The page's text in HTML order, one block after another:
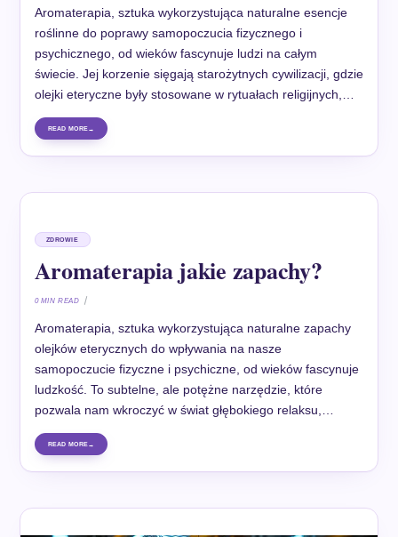
Aromaterapia, sztuka wykorzystująca naturalne esencje
roślinne do poprawy samopoczucia fizycznego i
psychicznego, od wieków fascynuje ludzi na całym
świecie. Jej korzenie sięgają starożytnych cywilizacji, gdzie
olejki eteryczne były stosowane w rytuałach religijnych,…
READ MORE
ZDROWIE
Aromaterapia jakie zapachy?
0 MIN READ
Aromaterapia, sztuka wykorzystująca naturalne zapachy
olejków eterycznych do wpływania na nasze
samopoczucie fizyczne i psychiczne, od wieków fascynuje
ludzkość. To subtelne, ale potężne narzędzie, które
pozwala nam wkroczyć w świat głębokiego relaksu,…
READ MORE